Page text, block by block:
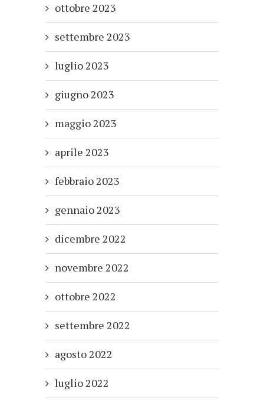
ottobre 2023
settembre 2023
luglio 2023
giugno 2023
maggio 2023
aprile 2023
febbraio 2023
gennaio 2023
dicembre 2022
novembre 2022
ottobre 2022
settembre 2022
agosto 2022
luglio 2022